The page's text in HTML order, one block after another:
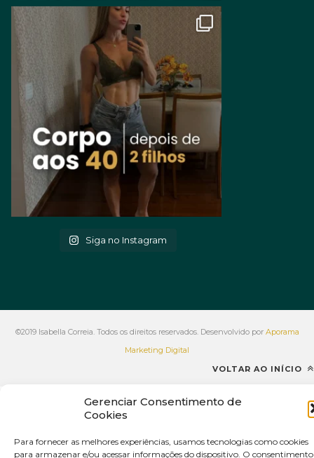
Gerenciar Consentimento de
Cookies
Para fornecer as melhores experiências, usamos tecnologias como cookies
para armazenar e/ou acessar informações do dispositivo. O consentimento
Siga no Instagram
©2019 Isabella Correia. Todos os direitos reservados. Desenvolvido por Aporama
Marketing Digital
VOLTAR AO INÍCIO